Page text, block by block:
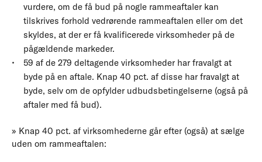
vurdere, om de få bud på nogle rammeaftaler kan
tilskrives forhold vedrørende rammeaftalen eller om det
skyldes, at der er få kvalificerede virksomheder på de
pågældende markeder.
59 af de 279 deltagende virksomheder har fravalgt at
byde på en aftale. Knap 40 pct. af disse har fravalgt at
byde, selv om de opfylder udbudsbetingelserne (også på
aftaler med få bud).
» Knap 40 pct. af virksomhederne går efter (også) at sælge
uden om rammeaftalen: